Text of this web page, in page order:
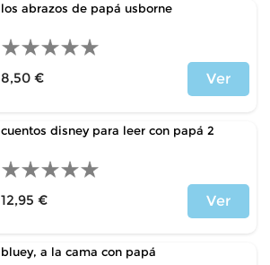
los abrazos de papá usborne
8,50 €
Ver
cuentos disney para leer con papá 2
12,95 €
Ver
bluey, a la cama con papá